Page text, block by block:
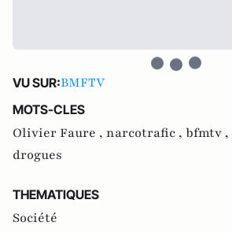
VU SUR:BMFTV
MOTS-CLES
Olivier Faure , narcotrafic , bfmtv ,
drogues
THEMATIQUES
Société